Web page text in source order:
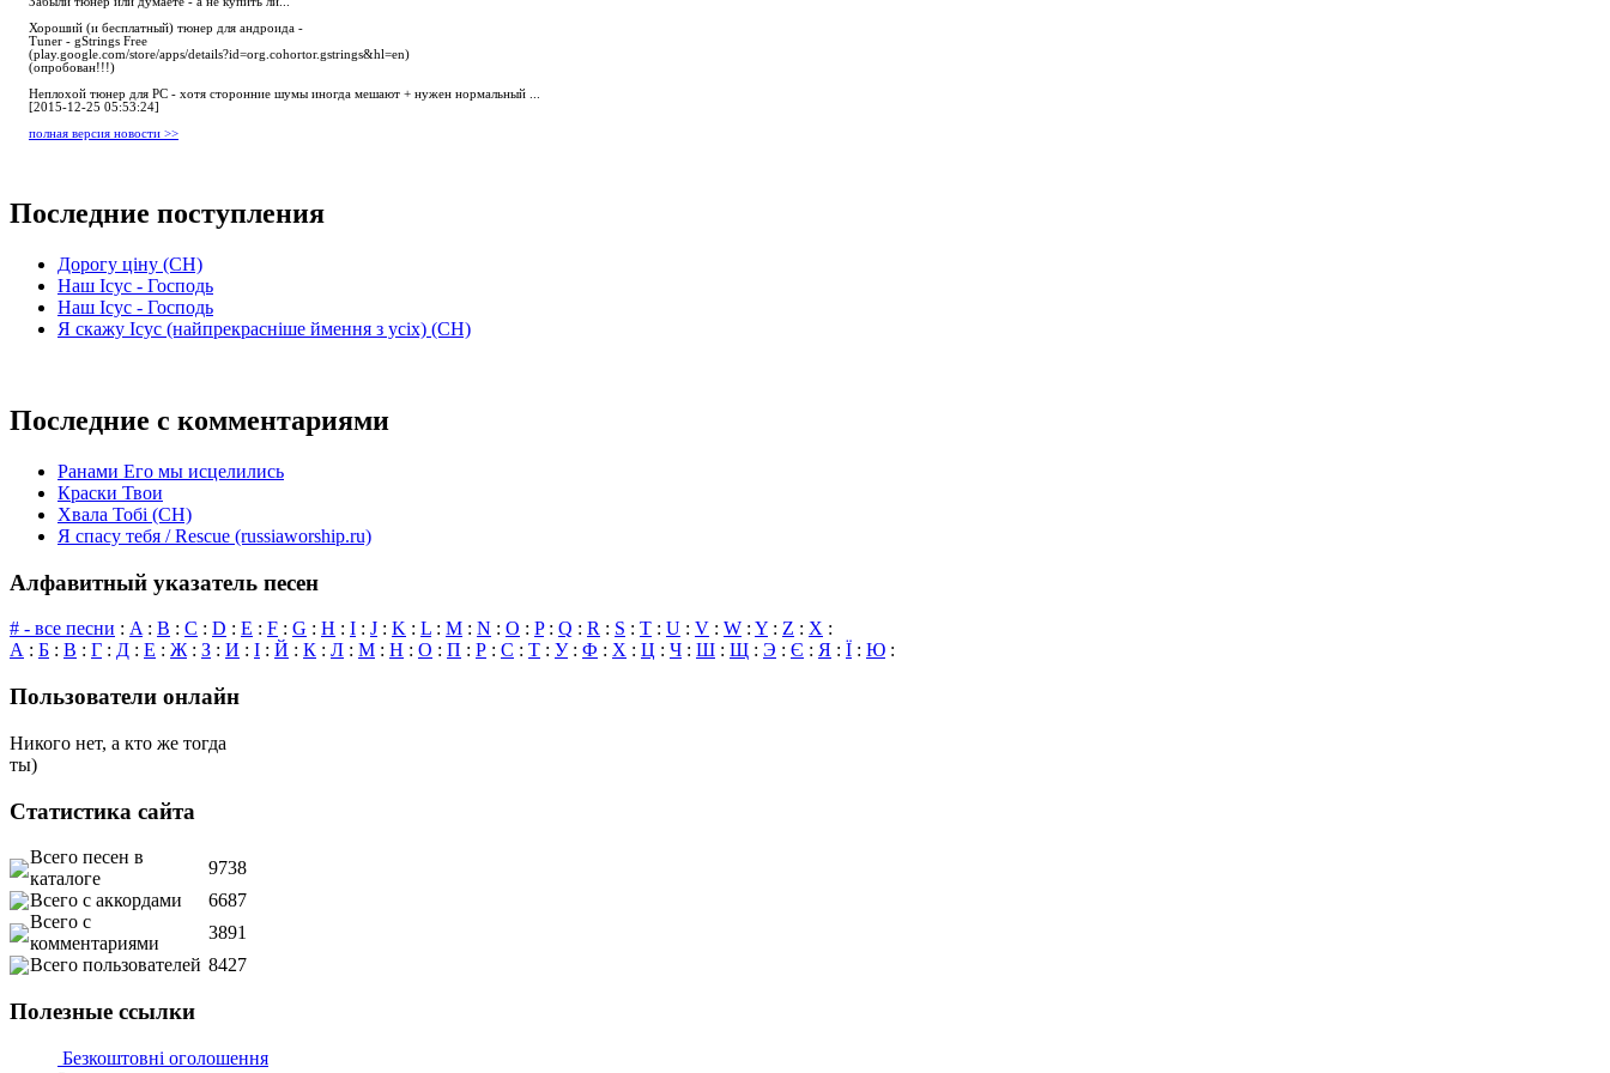
Хороший (и бесплатный) тюнер для андроида -
Tuner - gStrings Free
(play.google.com/store/apps/details?id=org.cohortor.gstrings&hl=en)
(опробован!!!)
Неплохой тюнер для РС - хотя сторонние шумы иногда мешают + нужен нормальный ...
[2015-12-25 05:53:24]
полная версия новости >>
Последние поступления
Дорогу ціну (СН)
Наш Ісус - Господь
Наш Ісус - Господь
Я скажу Ісус (найпрекрасніше ймення з усіх) (СН)
Последние с комментариями
Ранами Его мы исцелились
Краски Твои
Хвала Тобі (СН)
Я спасу тебя / Rescue (russiaworship.ru)
Алфавитный указатель песен
# - все песни : A : B : C : D : E : F : G : H : I : J : K : L : M : N : O : P: Q : R : S : T : U : V : W : Y : Z : X :
А : Б : В : Г : Д : Е : Ж : З : И : І : Й : К : Л : М : Н : О : П : Р : С : Т : У: Ф : Х : Ц : Ч : Ш : Щ : Э : Є : Я : Ї : Ю :
Пользователи онлайн
Никого нет, а кто же тогда
ты)
Статистика сайта
Всего песен в
каталоге
9738
Всего с аккордами
6687
Всего с
комментариями
3891
Всего пользователей 8427
Полезные ссылки
Безкоштовні оголошення